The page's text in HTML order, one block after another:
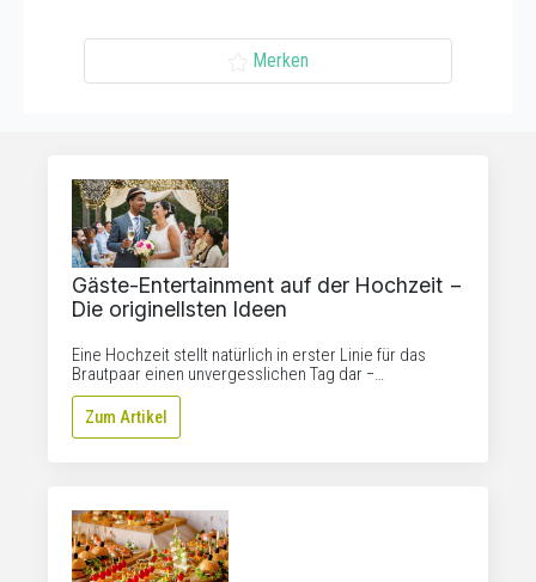
Merken
Gäste-Entertainment auf der Hochzeit −
Die originellsten Ideen
Eine Hochzeit stellt natürlich in erster Linie für das
Brautpaar einen unvergesslichen Tag dar −…
Zum Artikel